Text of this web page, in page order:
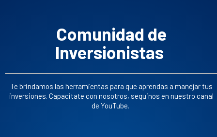
Comunidad de
Inversionistas
Te brindamos las herramientas para que aprendas a manejar tus
inversiones. Capacitate con nosotros, seguinos en nuestro canal
de YouTube.